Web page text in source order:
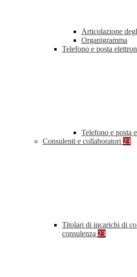
Articolazione
Organigramma
Telefono e posta
Telefono e posta
Consulenti e collaboratori 23
Titolari di incarichi di
consulenza 23